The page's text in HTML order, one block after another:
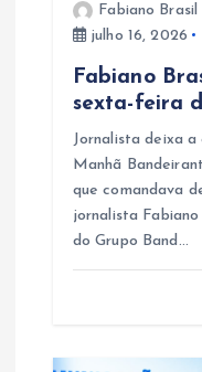
Fabiano Brasil
julho 16, 2026
Fabiano
sexta-feira
Jornalista deixa
Manhã
que comandava
jornalista
do Grupo Band…